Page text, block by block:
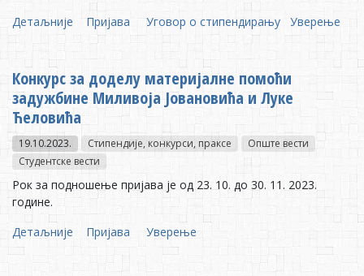
Детаљније
Пријава Уговор о стипендирању Уверење
Конкурс за доделу материјалне помоћи
задужбине Миливоја Јовановића и Луке
Ћеловића
19.10.2023. Стипендије, конкурси, праксе
Опште вести
Студентске вести
Рок за подношење пријава је од 23. 10. до 30. 11. 2023.
године.
Детаљније
Пријава Уверење